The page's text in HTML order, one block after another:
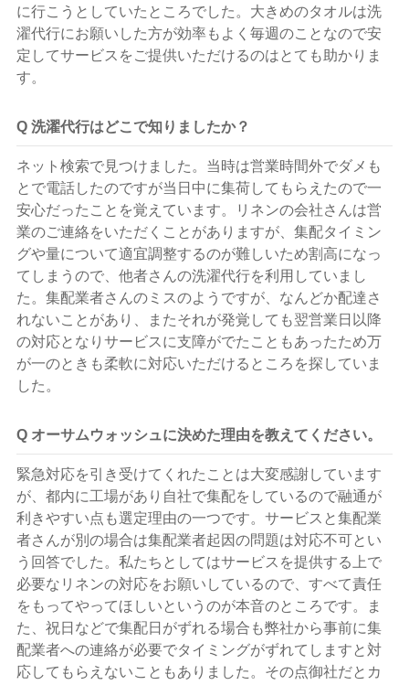
に行こうとしていたところでした。大きめのタオルは洗
濯代行にお願いした方が効率もよく毎週のことなので安
定してサービスをご提供いただけるのはとても助かりま
す。
Q 洗濯代行はどこで知りましたか？
ネット検索で見つけました。当時は営業時間外でダメも
とで電話したのですが当日中に集荷してもらえたので一
安心だったことを覚えています。リネンの会社さんは営
業のご連絡をいただくことがありますが、集配タイミン
グや量について適宜調整するのが難しいため割高になっ
てしまうので、他者さんの洗濯代行を利用していまし
た。集配業者さんのミスのようですが、なんどか配達さ
れないことがあり、またそれが発覚しても翌営業日以降
の対応となりサービスに支障がでたこともあったため万
が一のときも柔軟に対応いただけるところを探していま
した。
Q オーサムウォッシュに決めた理由を教えてください。
緊急対応を引き受けてくれたことは大変感謝しています
が、都内に工場があり自社で集配をしているので融通が
利きやすい点も選定理由の一つです。サービスと集配業
者さんが別の場合は集配業者起因の問題は対応不可とい
う回答でした。私たちとしてはサービスを提供する上で
必要なリネンの対応をお願いしているので、すべて責任
をもってやってほしいというのが本音のところです。ま
た、祝日などで集配日がずれる場合も弊社から事前に集
配業者への連絡が必要でタイミングがずれてしますと対
応してもらえないこともありました。その点御社だとカ